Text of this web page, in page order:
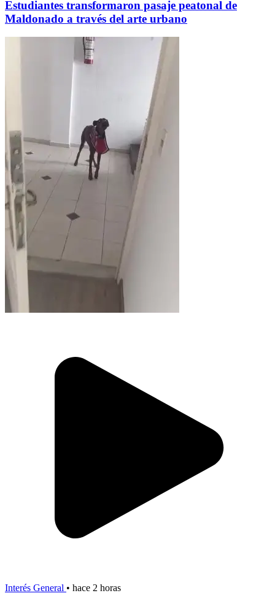
Estudiantes transformaron pasaje peatonal de
Maldonado a través del arte urbano
Interés General • hace 2 horas